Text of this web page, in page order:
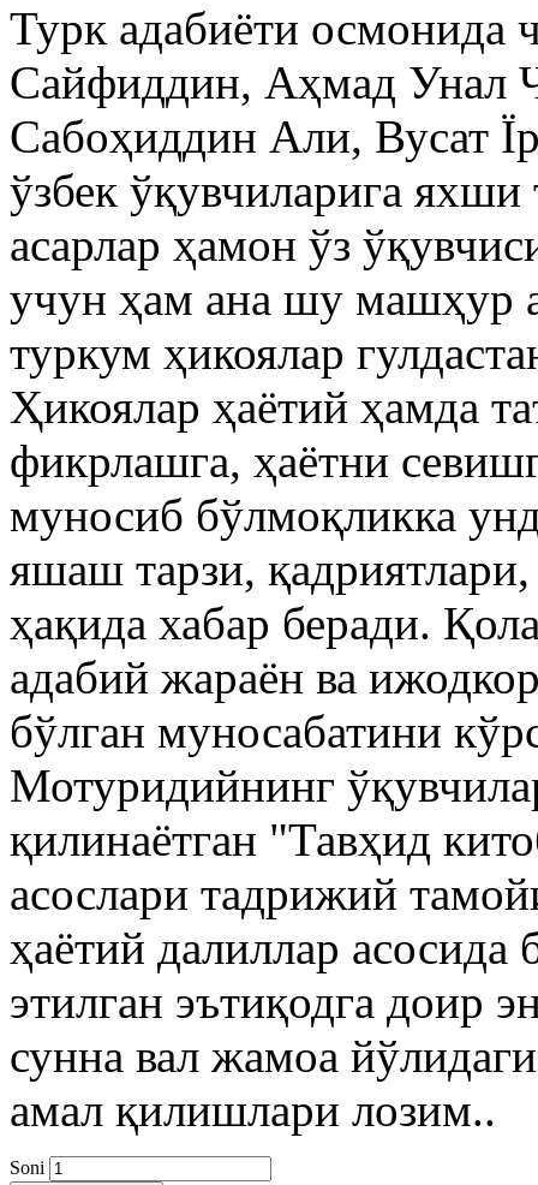
Турк адабиёти осмонида
Сайфиддин, Аҳмад Унал
Сабоҳиддин Али, Вусат
ўзбек ўқувчиларига
асарлар ҳамон ўз
учун ҳам ана шу машҳур
туркум ҳикоялар
Ҳикоялар ҳаётий ҳамда
фикрлашга, ҳаётни
муносиб бўлмоқликка
яшаш тарзи,
ҳақида хабар беради.
адабий жараён ва
бўлган муносабатини
Мотуридийнинг
қилинаётган "Тавҳид
асослари тадрижий
ҳаётий далиллар асосида
этилган эътиқодга доир
сунна вал жамоа
амал қилишлари лозим..
Soni